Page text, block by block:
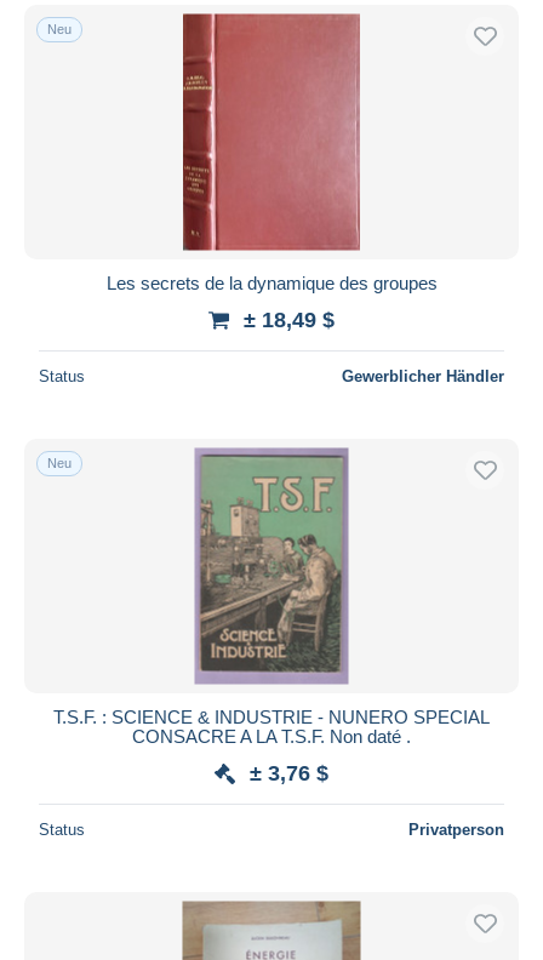
Neu
Les secrets de la dynamique des groupes
± 18,49 $
Status Gewerblicher Händler
Neu
T.S.F. : SCIENCE & INDUSTRIE - NUNERO SPECIAL
CONSACRE A LA T.S.F. Non daté .
± 3,76 $
Status Privatperson